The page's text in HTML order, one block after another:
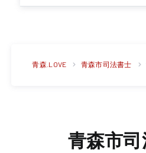
青森.LOVE 青森市司法書士
青森市